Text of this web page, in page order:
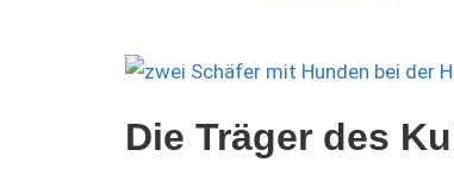
Die Träger des